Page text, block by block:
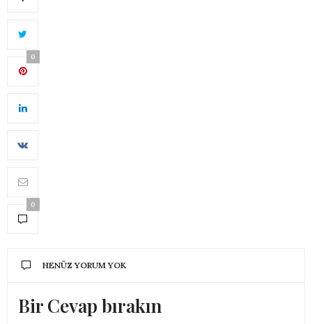
0
0
HENÜZ YORUM YOK
Bir Cevap bırakın